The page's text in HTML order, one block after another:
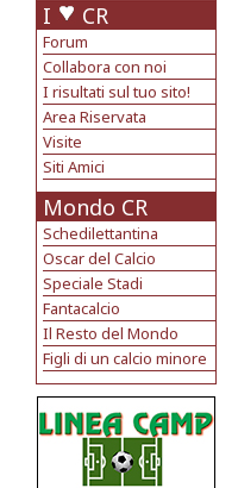
I CR
Forum
Collabora con noi
I risultati sul tuo sito!
Area Riservata
Visite
Siti Amici
Mondo CR
Schedilettantina
Oscar del Calcio
Speciale Stadi
Fantacalcio
Il Resto del Mondo
Figli di un calcio minore